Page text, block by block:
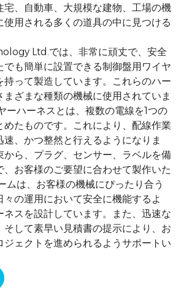
宅、自動車、大規模な建物、工場の機
用される多くの道具の中に見つける
Ltd.では、非常に頑丈で、安全
でも簡単に設置できる制御盤用ワイヤ
持って製造しています。これらのハー
ざまな種類の機械に使用されていま
ーハーネスとは、複数の電線を1つの
めたものです。これにより、配線作業
、かつ整然と行えるようになりま
から、プラグ、センサー、ラベルを備
、お客様のご要望に合わせて製作いた
ムは、お客様の機械にぴったり合う
々の運用において安全に機能するよ
ネスを設計しています。また、迅速な
そして素早い見積書の提示により、お
ジェクトを進められるようサポートい